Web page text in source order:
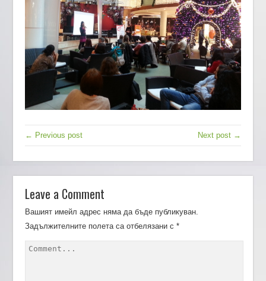
← Previous post Next post →
Leave a Comment
Вашият имейл адрес няма да бъде публикуван.
Задължителните полета са отбелязани с*